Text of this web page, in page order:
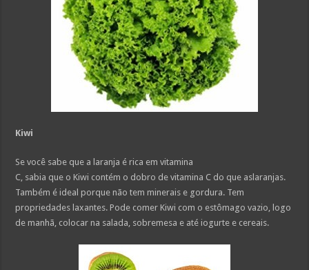
Kiwi
Se você sabe que a laranja é rica em vitamina
C, sabia que o Kiwi contém o dobro de vitamina C do que aslaranjas.
Também é ideal porque não tem minerais e gordura. Tem
propriedades laxantes. Pode comer Kiwi com o estômago vazio, logo
de manhã, colocar na salada, sobremesa e até iogurte e cereais.